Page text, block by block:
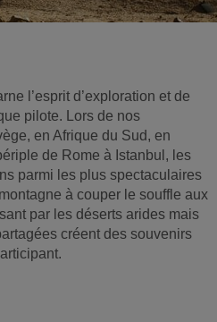
l’esprit d’exploration et de
pilote. Lors de nos
en Afrique du Sud, en
de Rome à Istanbul, les
parmi les plus spectaculaires
à couper le souffle aux
par les déserts arides mais
créent des souvenirs